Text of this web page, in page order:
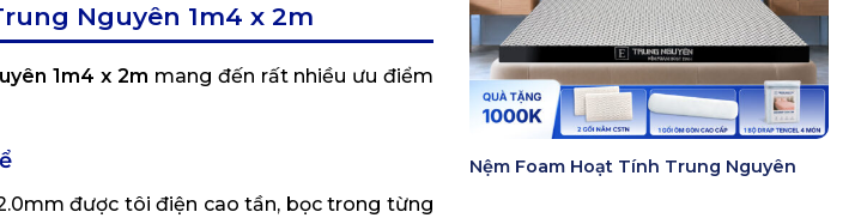
Nguyên 1m4 x 2m
1m4 x 2m mang đến rất nhiều ưu điểm
được tôi điện cao tần, bọc trong từng
Nệm Foam Hoạt Tính Trung Nguyên